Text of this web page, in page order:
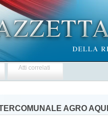
Atti correlati
AGRO